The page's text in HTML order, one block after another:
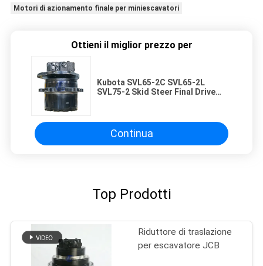
Motori di azionamento finale per miniescavatori
Ottieni il miglior prezzo per
Kubota SVL65-2C SVL65-2L
SVL75-2 Skid Steer Final Drive
pesanti
Continua
Top Prodotti
Riduttore di traslazione
per escavatore JCB